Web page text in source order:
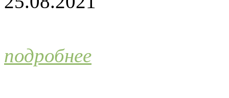
подробнее